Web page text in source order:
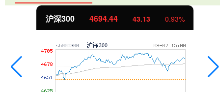
43.13 0.93% 北证50